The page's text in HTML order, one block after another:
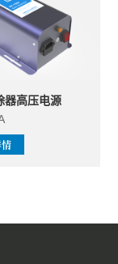
器高压电源